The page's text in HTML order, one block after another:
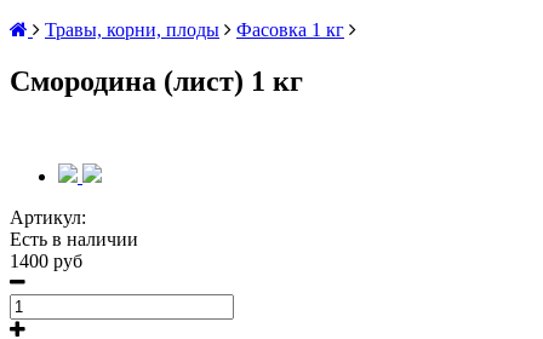
Травы, корни, плоды
Фасовка 1 кг
Смородина (лист) 1 кг
Артикул:
Есть в наличии
1400 руб